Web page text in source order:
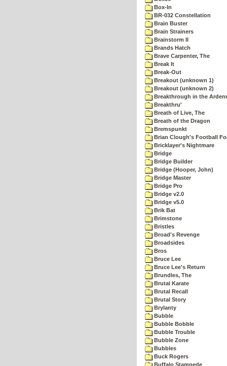
Box-In
BR-032 Constellation
Brain Buster
Brain Strainers
Brainstorm II
Brands Hatch
Brave Carpenter, The
Break It
Break-Out
Breakout (unknown 1)
Breakout (unknown 2)
Breakthrough in the
Breakthru'
Breath of Live, The
Breath of the Dragon
Bremspunkt
Brian Clough's Football
Bricklayer's Nightmare
Bridge
Bridge Builder
Bridge (Hooper, John)
Bridge Master
Bridge Pro
Bridge v2.0
Bridge v5.0
Brik Bat
Brimstone
Bristles
Broad's Revenge
Broadsides
Bros
Bruce Lee
Bruce Lee's Return
Brundles, The
Brutal Karate
Brutal Recall
Brutal Story
Brylanty
Bubble
Bubble Bobble
Bubble Trouble
Bubble Zone
Bubbles
Buck Rogers
Buffalo Stampede